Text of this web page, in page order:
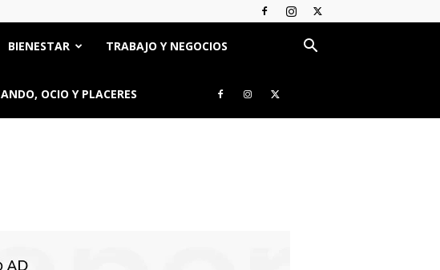
BIENESTAR TRABAJO Y NEGOCIOS
OCIO Y PLACERES